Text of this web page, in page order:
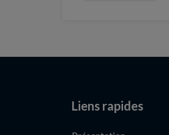
Liens rapides